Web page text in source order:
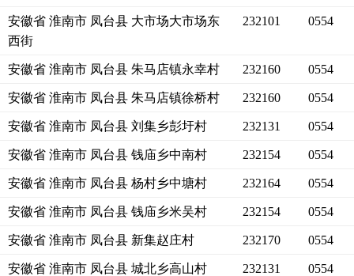
安徽省 淮南市 凤台县 大市场大市场东
西街
232101 0554
安徽省 淮南市 凤台县 朱马店镇永幸村 232160 0554
安徽省 淮南市 凤台县 朱马店镇徐桥村 232160 0554
安徽省 淮南市 凤台县 刘集乡彭圩村 232131 0554
安徽省 淮南市 凤台县 钱庙乡中南村 232154 0554
安徽省 淮南市 凤台县 杨村乡中塘村 232164 0554
安徽省 淮南市 凤台县 钱庙乡米吴村 232154 0554
安徽省 淮南市 凤台县 新集赵庄村 232170 0554
安徽省 淮南市 凤台县 城北乡高山村 232131 0554